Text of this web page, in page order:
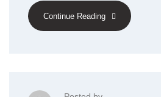
Continue Reading